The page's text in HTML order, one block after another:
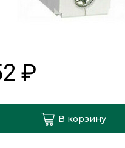
₽
В корзину